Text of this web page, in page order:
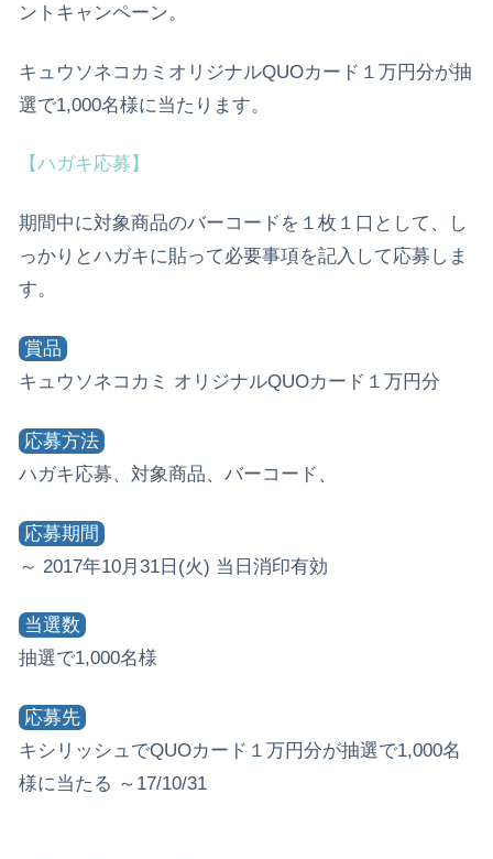
ントキャンペーン。
キュウソネコカミオリジナルQUOカード１万円分が抽
選で1,000名様に当たります。
【ハガキ応募】
期間中に対象商品のバーコードを１枚１口として、し
っかりとハガキに貼って必要事項を記入して応募しま
す。
賞品
キュウソネコカミ オリジナルQUOカード１万円分
応募方法
ハガキ応募、対象商品、バーコード、
応募期間
～ 2017年10月31日(火) 当日消印有効
当選数
抽選で1,000名様
応募先
キシリッシュでQUOカード１万円分が抽選で1,000名
様に当たる ～17/10/31